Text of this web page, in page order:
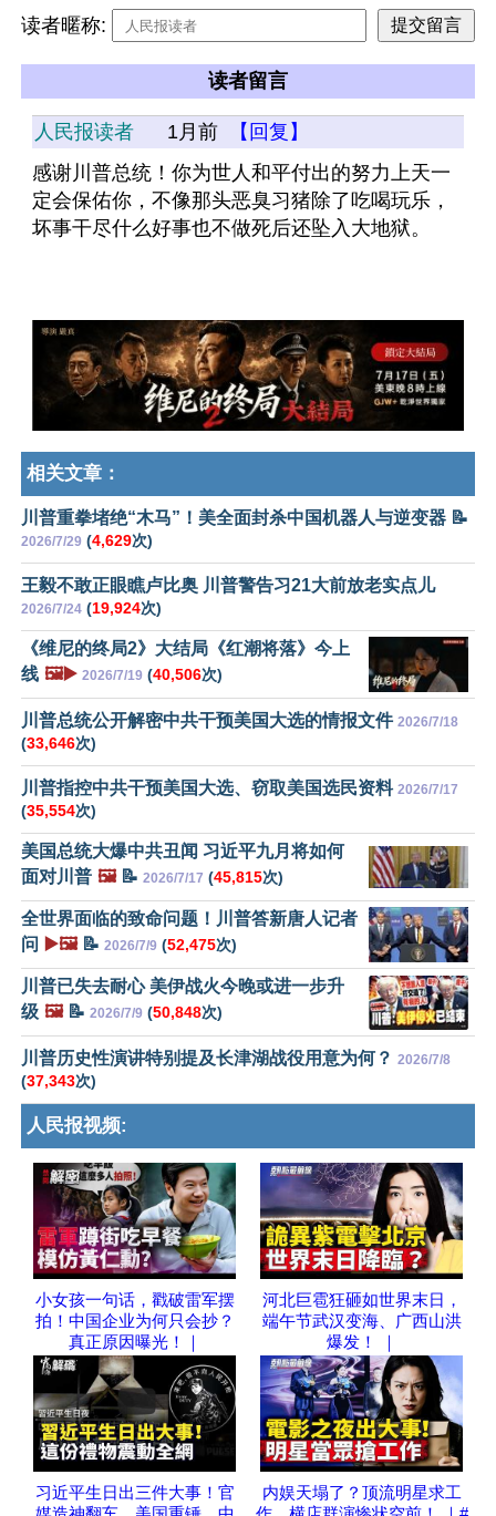
读者暱称:
读者留言
人民报读者 1月前
【回复】
感谢川普总统！你为世人和平付出的努力上天一
定会保佑你，不像那头恶臭习猪除了吃喝玩乐，
坏事干尽什么好事也不做死后还坠入大地狱。
相关文章：
川普重拳堵绝“木马”！美全面封杀中国机器人与逆变器 📝
2026/7/29 (4,629次)
王毅不敢正眼瞧卢比奥 川普警告习21大前放老实点儿
2026/7/24 (19,924次)
《维尼的终局2》大结局《红潮将落》今上
线 🖼️▶️ 2026/7/19 (40,506次)
川普总统公开解密中共干预美国大选的情报文件 2026/7/18
(33,646次)
川普指控中共干预美国大选、窃取美国选民资料 2026/7/17
(35,554次)
美国总统大爆中共丑闻 习近平九月将如何
面对川普 🖼️📝 2026/7/17 (45,815次)
全世界面临的致命问题！川普答新唐人记者
问 ▶️🖼️📝 2026/7/9 (52,475次)
川普已失去耐心 美伊战火今晚或进一步升
级 🖼️📝 2026/7/9 (50,848次)
川普历史性演讲特别提及长津湖战役用意为何？ 2026/7/8
(37,343次)
人民报视频:
小女孩一句话，戳破雷军摆
拍！中国企业为何只会抄？
真正原因曝光！｜
河北巨雹狂砸如世界末日，
端午节武汉变海、广西山洪
爆发！ ｜
习近平生日出三件大事！官
内娱天塌了？顶流明星求工